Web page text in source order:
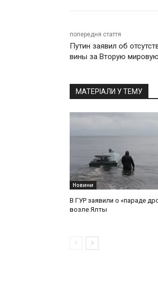
попередня стаття
Путин заявил об
вины за Вторую
МАТЕРІАЛИ У ТЕМУ
Новини
В ГУР заявили о «параде
возле Ялты